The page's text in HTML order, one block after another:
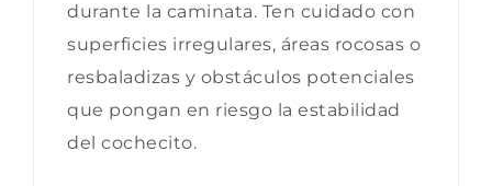
durante la caminata. Ten cuidado con
superficies irregulares, áreas rocosas o
resbaladizas y obstáculos potenciales
que pongan en riesgo la estabilidad
del cochecito.